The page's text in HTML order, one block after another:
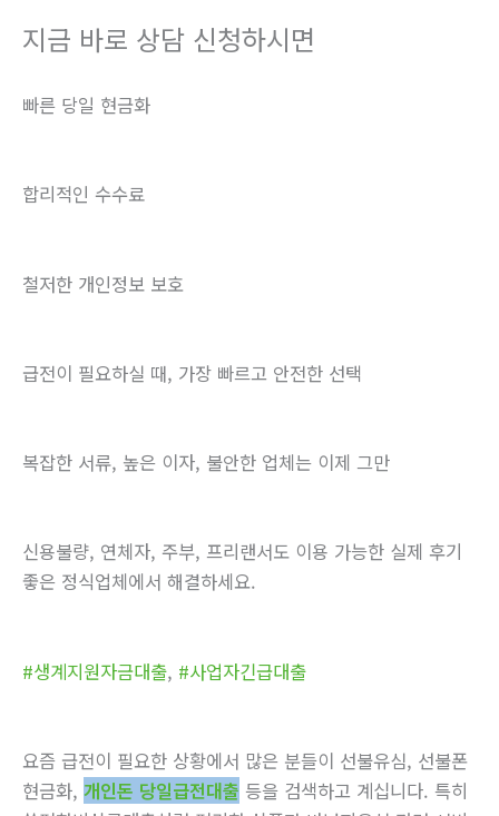
지금 바로 상담 신청하시면
빠른 당일 현금화
합리적인 수수료
철저한 개인정보 보호
급전이 필요하실 때, 가장 빠르고 안전한 선택
복잡한 서류, 높은 이자, 불안한 업체는 이제 그만
신용불량, 연체자, 주부, 프리랜서도 이용 가능한 실제 후기
좋은 정식업체에서 해결하세요.
#생계지원자금대출, #사업자긴급대출
요즘 급전이 필요한 상황에서 많은 분들이 선불유심, 선불폰
현금화, 개인돈 당일급전대출 등을 검색하고 계십니다. 특히